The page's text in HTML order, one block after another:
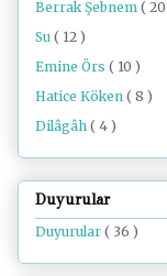
Berrak Şebnem (
Su ( 12 )
Emine Örs ( 10 )
Hatice Köken ( 8 )
Dilâgâh ( 4 )
Duyurular
Duyurular ( 36 )